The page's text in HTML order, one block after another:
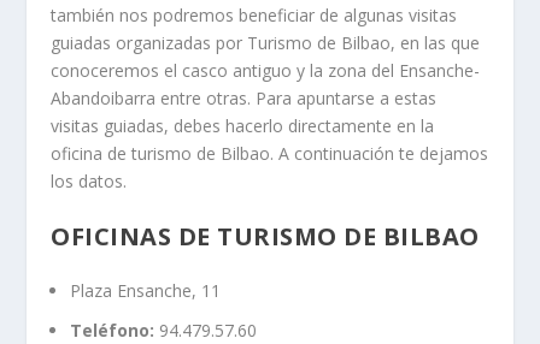
también nos podremos beneficiar de algunas visitas
guiadas organizadas por Turismo de Bilbao, en las que
conoceremos el casco antiguo y la zona del Ensanche-
Abandoibarra entre otras. Para apuntarse a estas
visitas guiadas, debes hacerlo directamente en la
oficina de turismo de Bilbao. A continuación te dejamos
los datos.
OFICINAS DE TURISMO DE BILBAO
Plaza Ensanche, 11
Teléfono: 94.479.57.60